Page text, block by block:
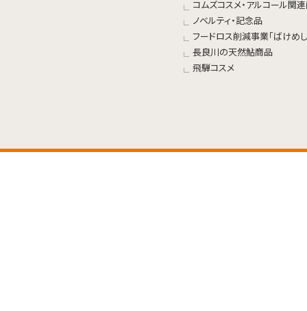
コムズコスメ・アルコール関
ノベルティ・記念品
フードロス削減事業「ばけめし
長良川の天然鮎商品
飛騨コスメ